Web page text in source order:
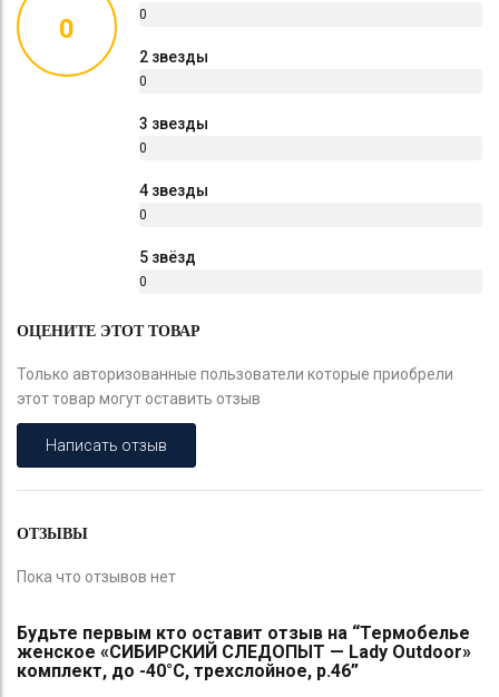
0
0
2 звезды
0
3 звезды
0
4 звезды
0
5 звёзд
0
ОЦЕНИТЕ ЭТОТ ТОВАР
Только авторизованные пользователи которые приобрели
этот товар могут оставить отзыв
Написать отзыв
ОТЗЫВЫ
Пока что отзывов нет
Будьте первым кто оставит отзыв на “Термобелье
женское «СИБИРСКИЙ СЛЕДОПЫТ — Lady Outdoor»
комплект, до -40°С, трехслойное, р.46”